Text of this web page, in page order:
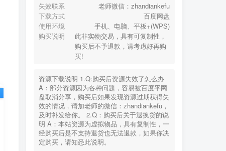
失效联系
老师微信：zhandiankefu
下载方式
百度网盘
使用环境
手机、电脑、平板+(WPS)
购买说明
此非实物交易，具有可复制性，
购买后不予退款，请考虑好再购
买!
资源下载说明 1.Q:购买后资源失效了怎么办
A：部分资源因为各种问题，容易被百度平网
盘取消分享，购买后如果发现资源过期获得失
效的情况，请加老师的微信：zhandiankefu，
及时补发给你。 2.Q：购买后关于退换货的说
明 A：本站资源为虚拟物品，具有复制性，一
经购买后是不支持退货也无法退款，如果你决
定购买，请知悉此说明。